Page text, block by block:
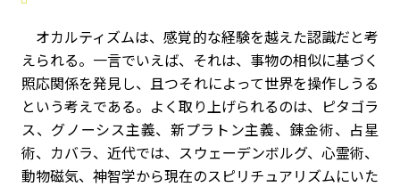
オカルティズムは、感覚的な経験を越えた認識だと考
えられる。一言でいえば、それは、事物の相似に基づく
照応関係を発見し、且つそれによって世界を操作しうる
という考えである。よく取り上げられるのは、ピタゴラ
ス、グノーシス主義、新プラトン主義、錬金術、占星
術、カバラ、近代では、スウェーデンボルグ、心霊術、
動物磁気、神智学から現在のスピリチュアリズムにいた